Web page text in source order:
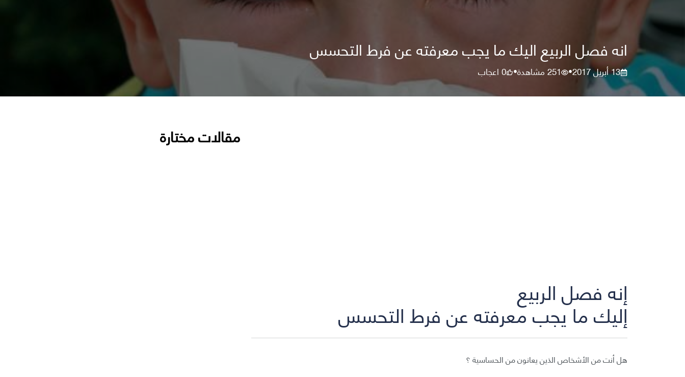
انه فصل الربيع اليك ما يجب معرفته عن فرط التحسس
13 أبريل 2017 •
251مشاهدة•
0اعجاب
إنه فصل الربيع
إليك ما يجب معرفته عن فرط التحسس
هل أنت من الأشخاص الذين يعانون من الحساسية ؟
مقالات مختارة